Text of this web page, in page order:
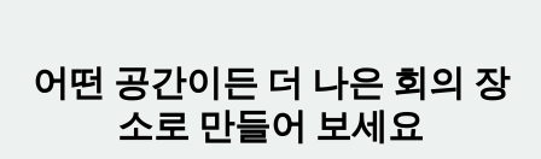
어떤 공간이든 더 나은 회의 장
소로 만들어 보세요